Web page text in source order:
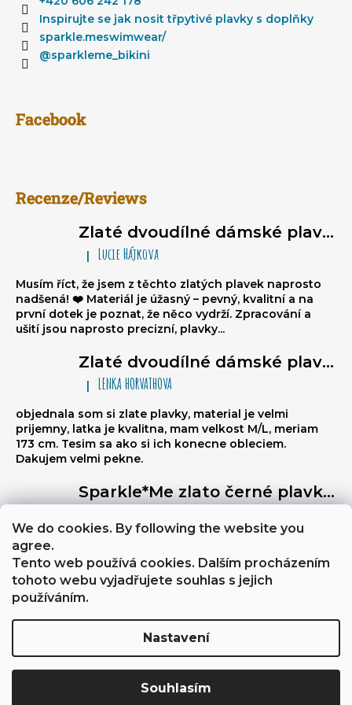
We do cookies. By following the website you
agree.
Tento web používá cookies. Dalším procházením
tohoto webu vyjadřujete souhlas s jejich
používáním.
Nastavení
Souhlasím
Inspirujte se jak nosit třpytivé plavky s doplňky
sparkle.meswimwear/
@sparkleme_bikini
Facebook
Recenze/Reviews
Zlaté dvoudílné dámské plavky brazilky - trojúhelníkové bikiny na zavazování, nařasené brazilky
Hodnocení produktu je 5 z 5 hvězdiček.
| Lucie Hájkova
Musím říct, že jsem z těchto zlatých plavek naprosto
nadšená! ❤️ Materiál je úžasný – pevný, kvalitní a na
první dotek je poznat, že něco vydrží. Zpracování a
ušití jsou naprosto precizní, plavky...
Zlaté dvoudílné dámské plavky brazilky - trojúhelníkové bikiny na zavazování, nařasené brazilky
Hodnocení produktu je 5 z 5 hvězdiček.
| LENKA HORVATHOVA
objednala som si zlate plavky, material je velmi
prijemny, latka je kvalitna, mam velkost M/L, meriam
173 cm. Tesim sa ako si ich konecne obleciem.
Dakujem velmi pekne.
Sparkle*Me zlato černé plavky vysoký pas - kalhotky brazilky s prošitím vzadu s možností ohybu na bokovky se zlatým lemem
Hodnocení produktu je 5 z 5 hvězdiček.
Výborně stahují břicho, a zezadu jsou velmi sexy
About Sparkle*Me
Copyright 2026Sparkle*Me. Všechna práva vyhrazena.
Upravit nastavení cookies